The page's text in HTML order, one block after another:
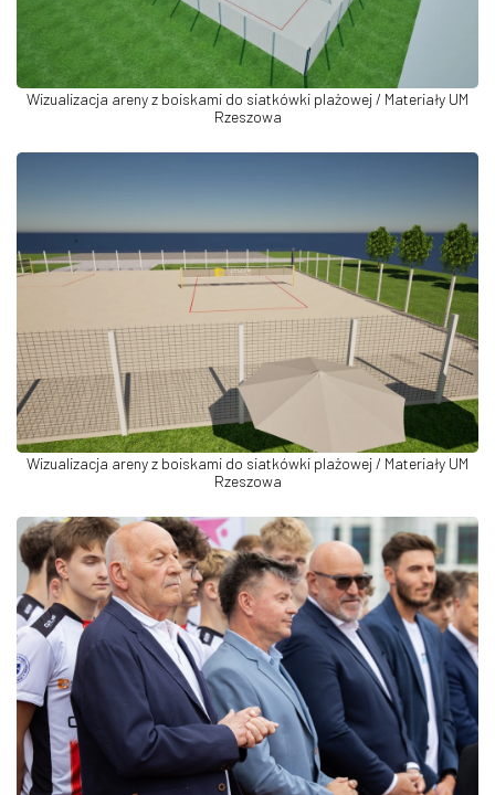
Wizualizacja areny z boiskami do siatkówki plażowej / Materiały UM
Rzeszowa
Wizualizacja areny z boiskami do siatkówki plażowej / Materiały UM
Rzeszowa